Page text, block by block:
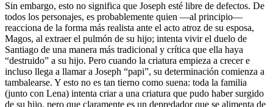
Sin embargo, esto no significa que Joseph esté libre de defectos. De
todos los personajes, es probablemente quien —al principio—
reacciona de la forma más realista ante el acto atroz de su esposa,
Magos, al extraer el pulmón de su hijo; intenta vivir el duelo de
Santiago de una manera más tradicional y crítica que ella haya
“destruido” a su hijo. Pero cuando la criatura empieza a crecer e
incluso llega a llamar a Joseph “papi”, su determinación comienza a
tambalearse. Y esto no es tan tierno como suena: toda la familia
(junto con Lena) intenta criar a una criatura que pudo haber surgido
de su hijo, pero que claramente es un depredador que se alimenta de